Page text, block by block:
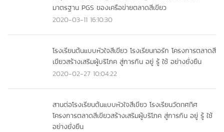
มาตรฐาน PGS ของเครือข่ายตลาดสีเขียว
2020-03-11 16:10:30
โรงเรียนต้นแบบหัวใจสีเขียว โรงเรียนทอรัก โครงการตลาดสี
เขียวสร้างเสริมผู้บริโภค สู่การกิน อยู่ รู้ ใช้ อย่างยั่งยืน
2020-02-27 10:04:22
สานต่อโรงเรียนต้นแบบหัวใจสีเขียว โรงเรียนวัดทศทิศ
โครงการตลาดสีเขียวสร้างเสริมผู้บริโภค สู่การกิน อยู่ รู้ ใช้
อย่างยั่งยืน